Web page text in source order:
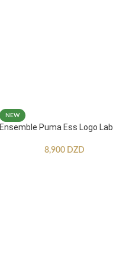
NEW
Ensemble Puma Ess Logo Lab
8,900 DZD